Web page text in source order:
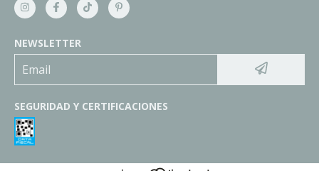
NEWSLETTER
SEGURIDAD Y CERTIFICACIONES